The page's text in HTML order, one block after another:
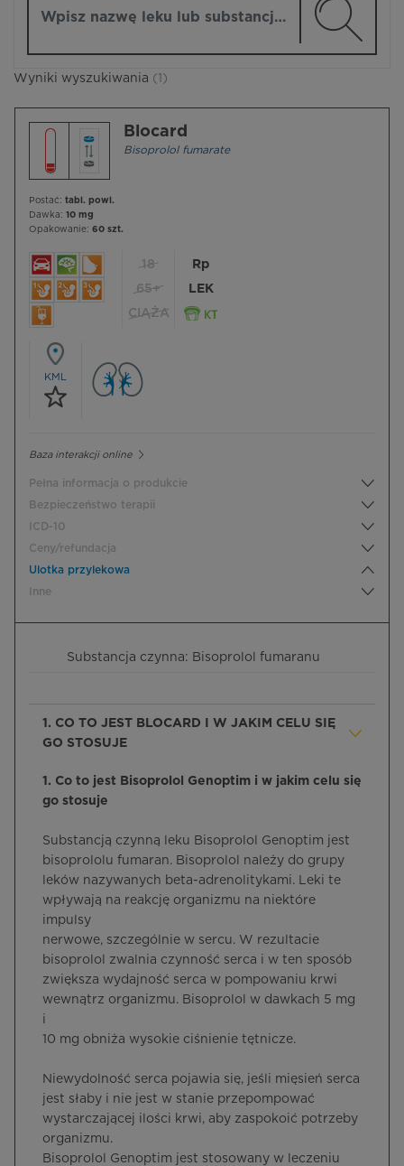
Wyniki wyszukiwania (1)
Blocard
Bisoprolol fumarate
Postać: tabl. powl.
Dawka: 10 mg
Opakowanie: 60 szt.
18
65+
CIĄŻA
Rp
LEK
KML
Baza interakcji online
Pełna informacja o produkcie
Bezpieczeństwo terapii
ICD-10
Ceny/refundacja
Ulotka przylekowa
Inne
Substancja czynna: Bisoprolol fumaranu
1. CO TO JEST BLOCARD I W JAKIM CELU SIĘ
GO STOSUJE
1. Co to jest Bisoprolol Genoptim i w jakim celu się
go stosuje
Substancją czynną leku Bisoprolol Genoptim jest
bisoprololu fumaran. Bisoprolol należy do grupy
leków nazywanych beta-adrenolitykami. Leki te
wpływają na reakcję organizmu na niektóre
impulsy
nerwowe, szczególnie w sercu. W rezultacie
bisoprolol zwalnia czynność serca i w ten sposób
zwiększa wydajność serca w pompowaniu krwi
wewnątrz organizmu. Bisoprolol w dawkach 5 mg
i
10 mg obniża wysokie ciśnienie tętnicze.
Niewydolność serca pojawia się, jeśli mięsień serca
jest słaby i nie jest w stanie przepompować
wystarczającej ilości krwi, aby zaspokoić potrzeby
organizmu.
Bisoprolol Genoptim jest stosowany w leczeniu